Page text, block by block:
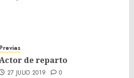
Previas
de reparto
27 JULIO 2019 0